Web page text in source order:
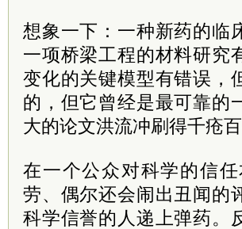
想象一下：一种新药的临
一项桥梁工程的材料研究
变化的关键模型有错误，
的，但它曾经是最可靠的
大的论文洪流冲刷得千疮百
在一个公众对科学的信
劳、偶尔还会闹出丑闻的
科学信誉的人递上弹药。